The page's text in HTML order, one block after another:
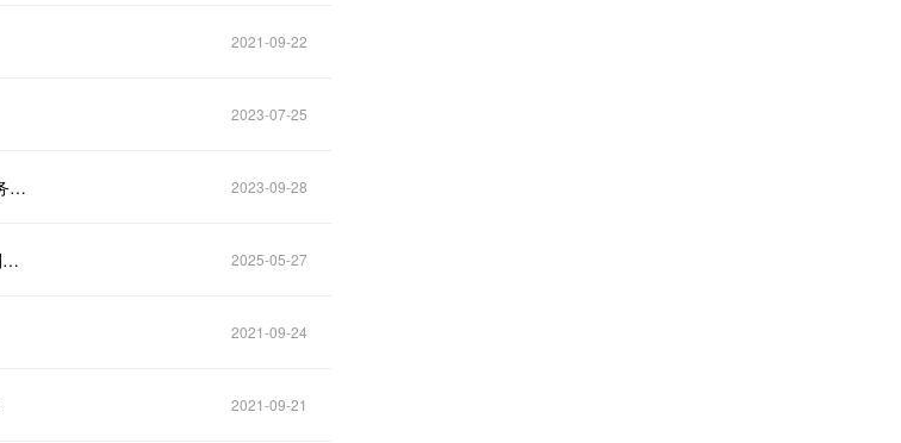
2021-09-22
2023-07-25
港股异动 | 中国软件国际(00354)午后涨超5% 公司深度参与华为核心战略业务研发落地工作 2023-09-28
中国软件国际(00354.HK)携手深开鸿发布面向开源鸿蒙开发者的开鸿Bot系列产品 2025-05-27
2021-09-24
2021-09-21